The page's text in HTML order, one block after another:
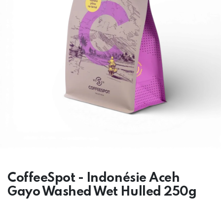
CoffeeSpot - Indonésie Aceh
Gayo Washed Wet Hulled 250g